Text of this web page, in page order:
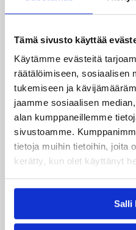
Tämä sivusto käyttää
Käytämme evästeitä
räätälöimiseen, sosiaalisen
tukemiseen ja
jaamme sosiaalisen
alan kumppaneillemme
sivustoamme.
tietoja muihin tietoihin, joita
kerätty, kun olet käyttänyt
Salli
Kuier viisi
WNBA:ssa Dallas
voittoon 92-96 (59-44).
vaihdosta viisi
ja yhden torjunnan.